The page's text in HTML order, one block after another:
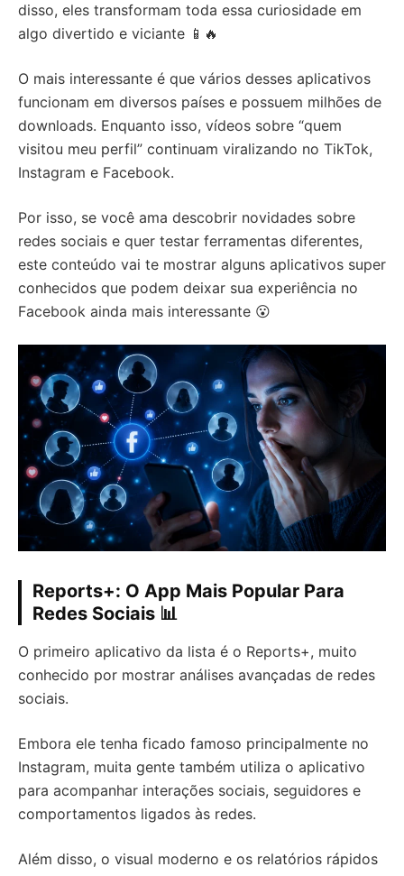
disso, eles transformam toda essa curiosidade em
algo divertido e viciante 📱🔥
O mais interessante é que vários desses aplicativos
funcionam em diversos países e possuem milhões de
downloads. Enquanto isso, vídeos sobre “quem
visitou meu perfil” continuam viralizando no TikTok,
Instagram e Facebook.
Por isso, se você ama descobrir novidades sobre
redes sociais e quer testar ferramentas diferentes,
este conteúdo vai te mostrar alguns aplicativos super
conhecidos que podem deixar sua experiência no
Facebook ainda mais interessante 😮
Reports+: O App Mais Popular Para
Redes Sociais 📊
O primeiro aplicativo da lista é o Reports+, muito
conhecido por mostrar análises avançadas de redes
sociais.
Embora ele tenha ficado famoso principalmente no
Instagram, muita gente também utiliza o aplicativo
para acompanhar interações sociais, seguidores e
comportamentos ligados às redes.
Além disso, o visual moderno e os relatórios rápidos